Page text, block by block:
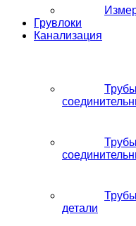
Грувлоки
Канализация
детали